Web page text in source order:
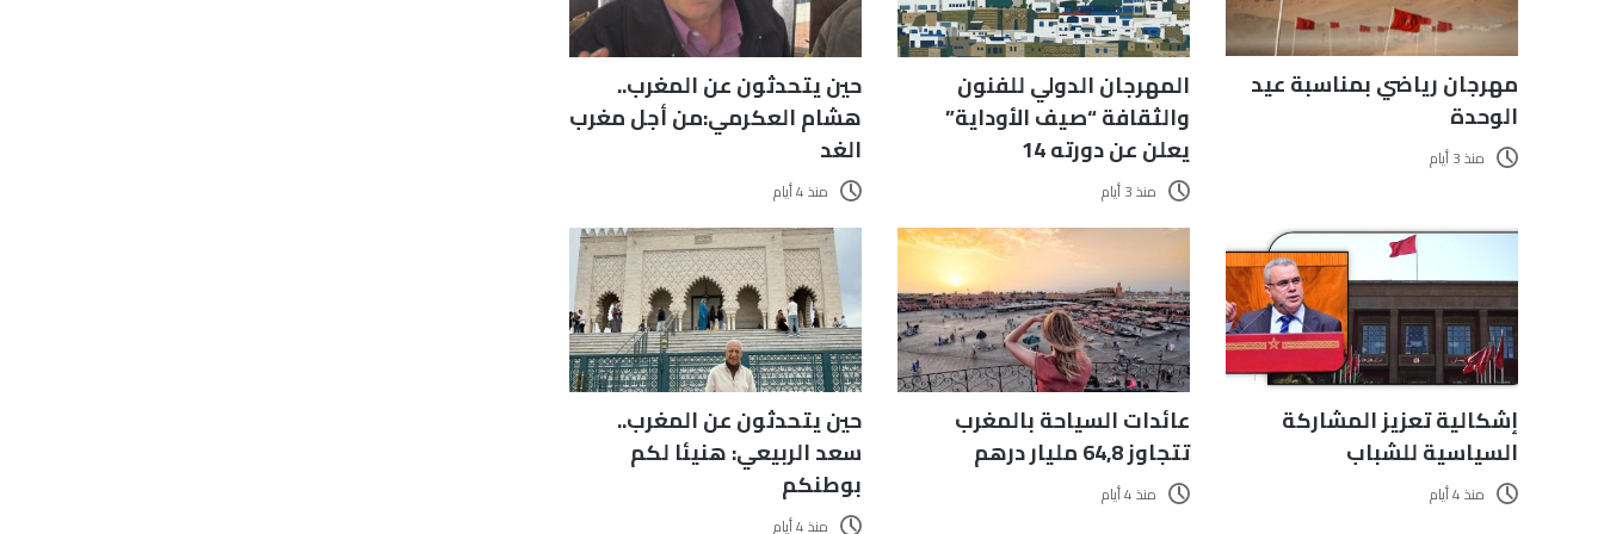
مهرجان رياضي بمناسبة عيد
الوحدة
منذ 3 أيام
المهرجان الدولي للفنون
والثقافة “صيف الأوداية”
يعلن عن دورته 14
منذ 3 أيام
حين يتحدثون عن المغرب..
هشام العكرمي:من أجل مغرب
الغد
منذ 4 أيام
إشكالية تعزيز المشاركة
السياسية للشباب
منذ 4 أيام
عائدات السياحة بالمغرب
تتجاوز 64,8 مليار درهم
منذ 4 أيام
حين يتحدثون عن المغرب..
سعد الربيعي: هنيئا لكم
بوطنكم
منذ 4 أيام